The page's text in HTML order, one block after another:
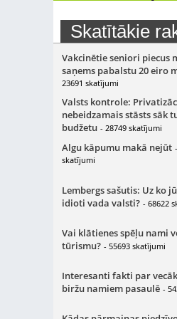
Skatītākie
Vakcinētie seniori piecus
saņems pabalstu 20 eiro
23691 skatījumi
Valsts kontrole:
nebeidzamais stāsts sāk
budžetu - 28749 skatījumi
Algu kāpumu makā nejūt
skatījumi
Lembergs sašutis: Uz ko
idioti vada valsti? - 68622
Vai klātienes spēļu nami
tūrismu? - 55693 skatījumi
Interesanti fakti par
biržu namiem pasaulē -